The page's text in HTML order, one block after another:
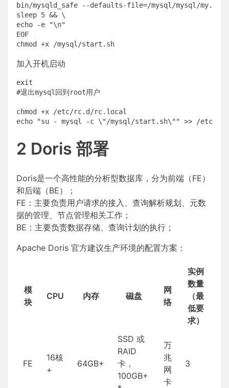
bin/mysqld_safe --defaults-file=/mysql/mysql/my.cnf
sleep 5 && \
echo -e "\n"
EOF
加入开机启动
exit
#退出mysql回到root用户
chmod +x /etc/rc.d/rc.local
2 Doris 部署
Doris是一个高性能的分析型数据库，分为前端（FE）
和后端（BE）；
FE：主要负责用户请求的接入、查询解析规划、元数
据的管理、节点管理相关工作；
BE：主要负责数据存储、查询计划的执行；
Apache Doris 官方建议生产环境的配置方案：
模
块
CPU 内存 磁盘
网
络
实例
数量
（最
低要
求）
FE
16核
+
64GB+
SSD 或
RAID
卡，
100GB+
万
兆
网
卡
3